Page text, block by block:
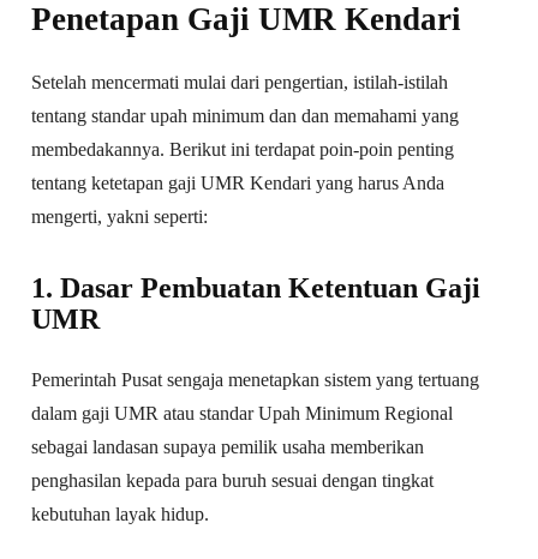
Penetapan Gaji UMR Kendari
Setelah mencermati mulai dari pengertian, istilah-istilah
tentang standar upah minimum dan dan memahami yang
membedakannya. Berikut ini terdapat poin-poin penting
tentang ketetapan gaji UMR Kendari yang harus Anda
mengerti, yakni seperti:
1. Dasar Pembuatan Ketentuan Gaji
UMR
Pemerintah Pusat sengaja menetapkan sistem yang tertuang
dalam gaji UMR atau standar Upah Minimum Regional
sebagai landasan supaya pemilik usaha memberikan
penghasilan kepada para buruh sesuai dengan tingkat
kebutuhan layak hidup.